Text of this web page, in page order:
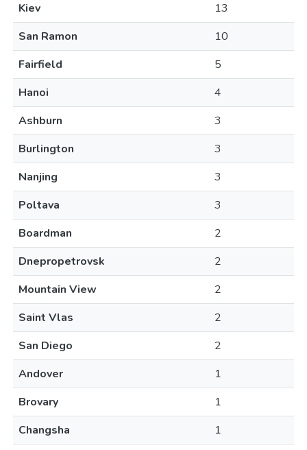
Kiev
13
San Ramon
10
Fairfield
5
Hanoi
4
Ashburn
3
Burlington
3
Nanjing
3
Poltava
3
Boardman
2
Dnepropetrovsk
2
Mountain View
2
Saint Vlas
2
San Diego
2
Andover
1
Brovary
1
Changsha
1